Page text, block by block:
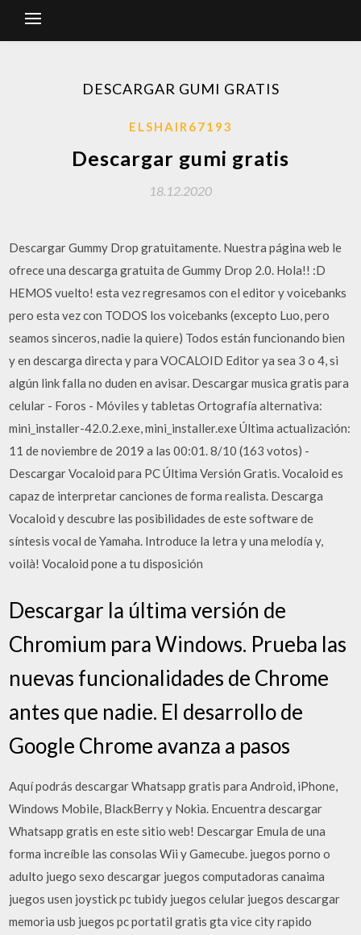
DESCARGAR GUMI GRATIS
ELSHAIR67193
Descargar gumi gratis
18.12.2020
Descargar Gummy Drop gratuitamente. Nuestra página web le
ofrece una descarga gratuita de Gummy Drop 2.0. Hola!! :D
HEMOS vuelto! esta vez regresamos con el editor y voicebanks
pero esta vez con TODOS los voicebanks (excepto Luo, pero
seamos sinceros, nadie la quiere) Todos están funcionando bien
y en descarga directa y para VOCALOID Editor ya sea 3 o 4, si
algún link falla no duden en avisar. Descargar musica gratis para
celular - Foros - Móviles y tabletas Ortografía alternativa:
mini_installer-42.0.2.exe, mini_installer.exe Última actualización:
11 de noviembre de 2019 a las 00:01. 8/10 (163 votos) -
Descargar Vocaloid para PC Última Versión Gratis. Vocaloid es
capaz de interpretar canciones de forma realista. Descarga
Vocaloid y descubre las posibilidades de este software de
síntesis vocal de Yamaha. Introduce la letra y una melodía y,
voilà! Vocaloid pone a tu disposición
Descargar la última versión de
Chromium para Windows. Prueba las
nuevas funcionalidades de Chrome
antes que nadie. El desarrollo de
Google Chrome avanza a pasos
Aquí podrás descargar Whatsapp gratis para Android, iPhone,
Windows Mobile, BlackBerry y Nokia. Encuentra descargar
Whatsapp gratis en este sitio web! Descargar Emula de una
forma increíble las consolas Wii y Gamecube. juegos porno o
adulto juego sexo descargar juegos computadoras canaima
juegos usen joystick pc tubidy juegos celular juegos descargar
memoria usb juegos pc portatil gratis gta vice city rapido